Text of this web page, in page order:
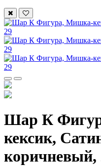
Шар К
кексик,
коричневый,